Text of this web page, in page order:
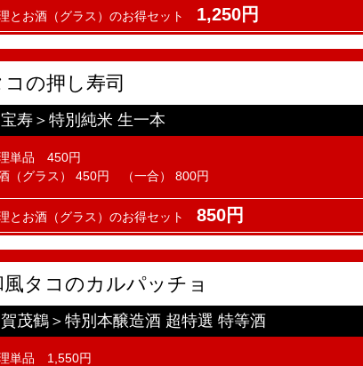
とお酒（グラス）のお得セット 1,250円
コの押し寿司
宝寿＞特別純米 生一本
単品 450円
（グラス） 450円 （一合） 800円
とお酒（グラス）のお得セット 850円
風タコのカルパッチョ
賀茂鶴＞特別本醸造酒 超特選 特等酒
単品 1,550円